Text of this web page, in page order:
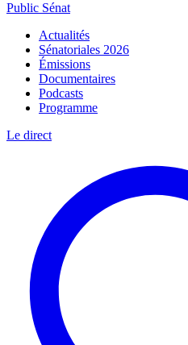
Public Sénat
Actualités
Sénatoriales 2026
Émissions
Documentaires
Podcasts
Programme
Le direct